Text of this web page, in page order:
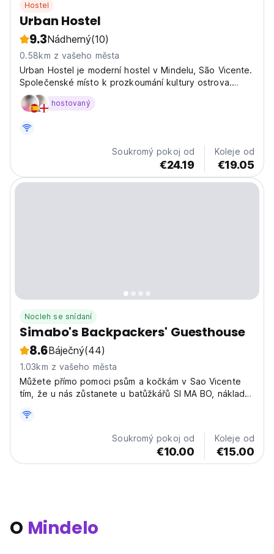
Hostel
Urban Hostel
9.3Nádherný(10)
0.58km z vašeho města
Urban Hostel je moderní hostel v Mindelu, São Vicente.
Společenské místo k prozkoumání kultury ostrova.
Ideální pro sólo cestovatele, kteří hledají živý pobyt.
(Auto-translated from original language)
hostovaný
Soukromý pokoj od
€24.19
Koleje od
€19.05
Nocleh se snídaní
Simabo's Backpackers' Guesthouse
8.6Báječný(44)
1.03km z vašeho města
Můžete přímo pomoci psům a kočkám v Sao Vicente
tím, že u nás zůstanete u batůžkářů SI MA BO, náklady
ostrově.
Soukromý pokoj od
€10.00
Koleje od
€15.00
O Mindelo